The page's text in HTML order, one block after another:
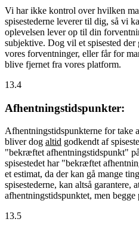
Vi har ikke kontrol over hvilken
spisestederne leverer til dig, så vi
oplevelsen lever op til din
subjektive. Dog vil et spisested
vores forventninger, eller får for
blive fjernet fra vores platform.
13.4
Afhentningstidspunkter:
Afhentningstidspunkterne for take
bliver dog altid godkendt af
"bekræftet afhentningstidspunkt"
spisestedet har "bekræftet
et estimat, da der kan gå mange
spisestederne, kan altså garantere,
afhentningstidspunktet, men
13.5